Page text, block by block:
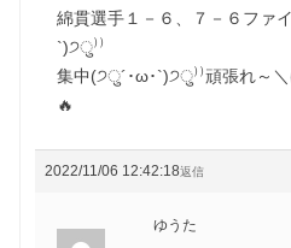
綿貫選手１－６、７－６ファ
`)੭ु⁾⁾
集中(੭ु´･ω･`)੭ु⁾⁾頑張れ～
🔥
2022/11/06 12:42:18返信
ゆうた